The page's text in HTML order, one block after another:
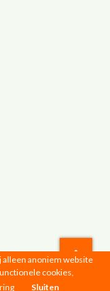
alleen anoniem website
cookies,
Sluiten